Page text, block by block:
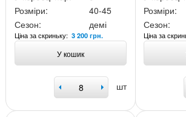
Розміри:
40-45
Сезон:
демі
Ціна за скриньку: 3 200 грн.
У кошик
шт
Розміри:
Сезон:
Ціна за